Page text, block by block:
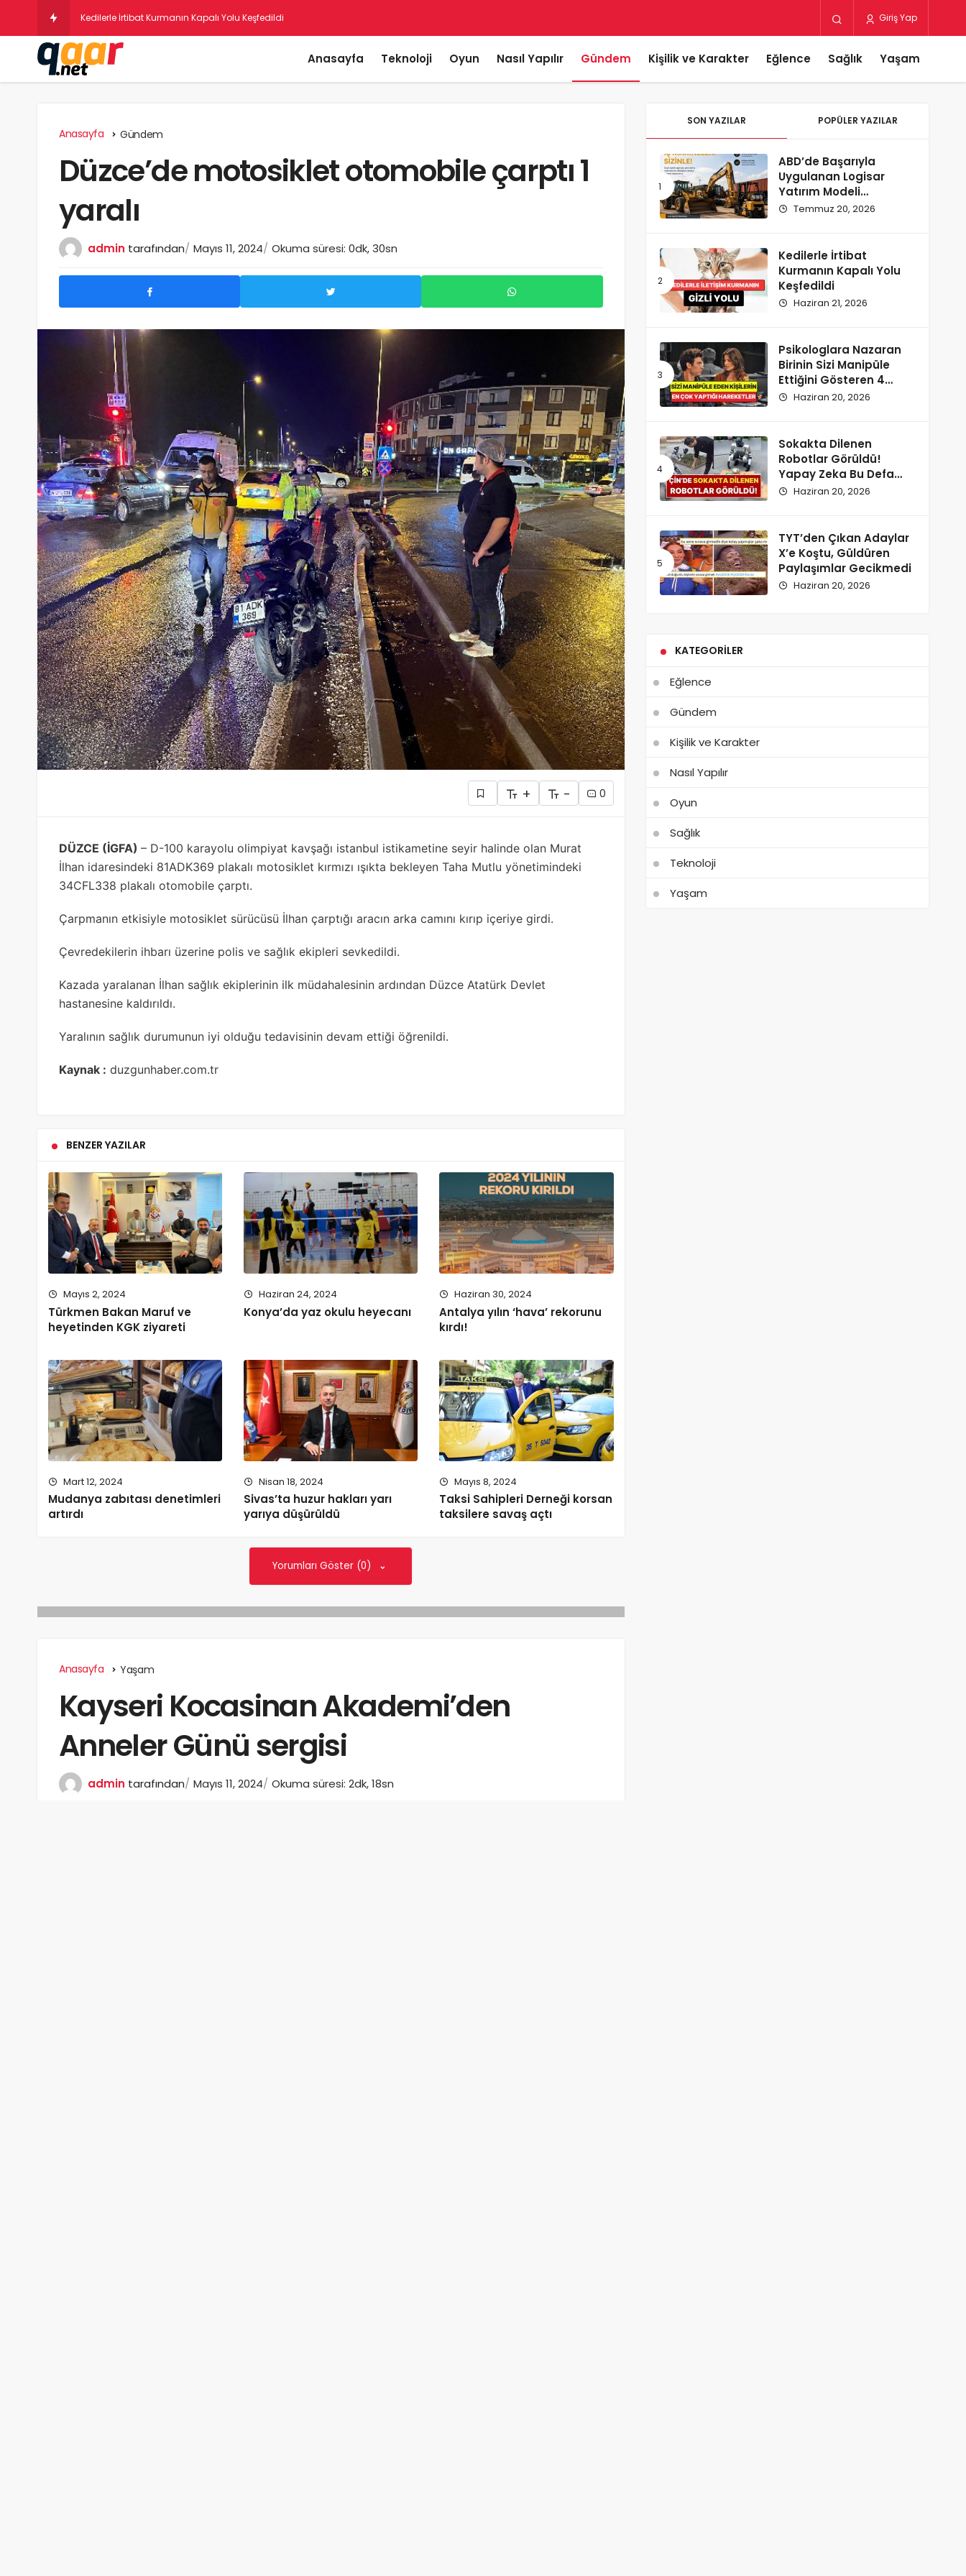
Giriş Yap
Anasayfa Teknoloji Oyun Nasıl Yapılır Gündem Kişilik ve Karakter Eğlence Sağlık Yaşam
Anasayfa Gündem
Düzce’de motosiklet otomobile çarptı 1
yaralı
admin tarafından Mayıs 11, 2024 Okuma süresi: 0dk, 30sn
+ - 0
DÜZCE (İGFA) – D-100 karayolu olimpiyat kavşağı istanbul istikametine seyir halinde olan Murat
İlhan idaresindeki 81ADK369 plakalı motosiklet kırmızı ışıkta bekleyen Taha Mutlu yönetimindeki
34CFL338 plakalı otomobile çarptı.
Çarpmanın etkisiyle motosiklet sürücüsü İlhan çarptığı aracın arka camını kırıp içeriye girdi.
Çevredekilerin ihbarı üzerine polis ve sağlık ekipleri sevkedildi.
Kazada yaralanan İlhan sağlık ekiplerinin ilk müdahalesinin ardından Düzce Atatürk Devlet
hastanesine kaldırıldı.
Yaralının sağlık durumunun iyi olduğu tedavisinin devam ettiği öğrenildi.
Kaynak : duzgunhaber.com.tr
BENZER YAZILAR
Mayıs 2, 2024
Türkmen Bakan Maruf ve
heyetinden KGK ziyareti
Haziran 24, 2024
Konya’da yaz okulu heyecanı
Haziran 30, 2024
Antalya yılın ‘hava’ rekorunu
kırdı!
Mart 12, 2024
Mudanya zabıtası denetimleri
artırdı
Nisan 18, 2024
Sivas’ta huzur hakları yarı
yarıya düşürüldü
Mayıs 8, 2024
Taksi Sahipleri Derneği korsan
taksilere savaş açtı
Yorumları Göster (0)
Anasayfa Yaşam
Kayseri Kocasinan Akademi’den
Anneler Günü sergisi
admin tarafından Mayıs 11, 2024 Okuma süresi: 2dk, 18sn
SON YAZILAR POPÜLER YAZILAR
ABD’de Başarıyla
Uygulanan Logisar
Yatırım Modeli
Türkiye’ye Geliyor
Temmuz 20, 2026
Kedilerle İrtibat
Kurmanın Kapalı Yolu
Keşfedildi
Haziran 21, 2026
Psikologlara Nazaran
Birinin Sizi Manipüle
Ettiğini Gösteren 4
Zımnî İşaret
Haziran 20, 2026
Sokakta Dilenen
Robotlar Görüldü!
Yapay Zeka Bu Defa
Kaldırıma İndi
Haziran 20, 2026
TYT’den Çıkan Adaylar
X’e Koştu, Güldüren
Paylaşımlar Gecikmedi
Haziran 20, 2026
KATEGORILER
Eğlence
Gündem
Kişilik ve Karakter
Nasıl Yapılır
Oyun
Sağlık
Teknoloji
Yaşam